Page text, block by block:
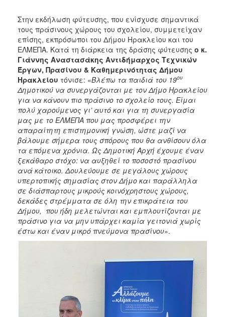
Στην εκδήλωση φύτευσης, που ενίσχυσε σημαντικά
τους πράσινους χώρους του σχολείου, συμμετείχαν
επίσης, εκπρόσωποι του Δήμου Ηρακλείου και του
ΕΛΜΕΠΑ. Κατά τη διάρκεια της δράσης φύτευσης ο κ.
Γιάννης Αναστασάκης Αντιδήμαρχος Τεχνικών
Έργων, Πρασίνου & Καθημερινότητας Δήμου
Ηρακλείου τόνισε: «Βλέπω τα παιδιά του 19ου
Δημοτικού να συνεργάζονται με τον Δήμο Ηρακλείου
για να κάνουν πιο πράσινο το σχολείο τους. Είμαι
πολύ χαρούμενος γι’ αυτό και για τη συνεργασία
μας με το ΕΛΜΕΠΑ που μας προσφέρει την
απαραίτητη επιστημονική γνώση, ώστε μαζί να
βάλουμε σήμερα τους σπόρους που θα ανθίσουν όλα
τα επόμενα χρόνια. Ως Δημοτική Αρχή έχουμε έναν
ξεκάθαρο στόχο: να αυξηθεί το ποσοστό πρασίνου
ανά κάτοικο. Δουλεύουμε σε μεγάλους χώρους
υπερτοπικής σημασίας στον Δήμο και παράλληλα
σε διάσπαρτους μικρούς κοινόχρηστους χώρους,
δεκάδες στρέμματα σε όλη την επικράτεια του
Δήμου, που ήδη μελετώνται και εμπλουτίζονται με
πράσινο για να μην υπάρχει καμία γειτονιά χωρίς
έστω και έναν μικρό πνεύμονα πρασίνου».